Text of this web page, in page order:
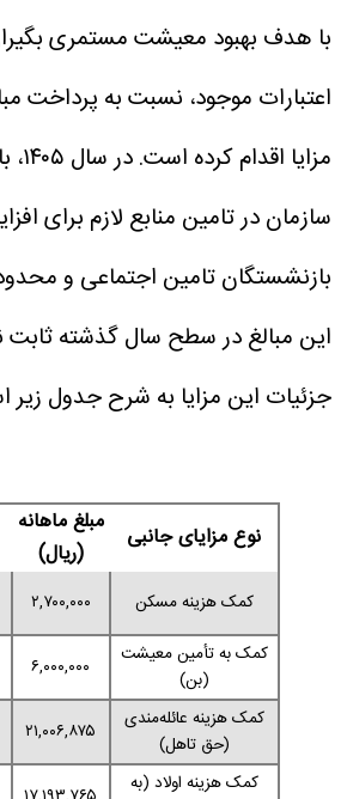
با هدف بهبود معیشت مستمری
اعتبارات موجود، نسبت به پرداخت
سازمان در تامین منابع لازم برای
بازنشستگان تامین اجتماعی و
این مبالغ در سطح سال گذشته ثابت
جزئیات این مزایا به شرح جدول
نوع مزایای جانبی
مبلغ ماهانه
(ریال)
کمک هزینه مسکن ۲,۷۰۰,۰۰۰
کمک به تأمین معیشت
(بن)
۶,۰۰۰,۰۰۰
کمک هزینه عائله‌مندی
(حق تاهل)
۲۱,۰۰۶,۸۷۵
کمک هزینه اولاد (به